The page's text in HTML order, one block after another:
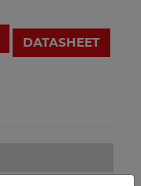
DATASHEET